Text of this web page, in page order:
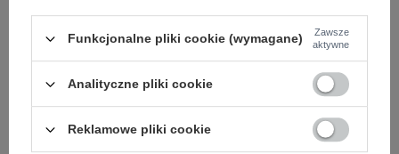
skład materiału : 90% lyocell, 10% elastan
Funkcjonalne pliki cookie (wymagane)
Zawsze
aktywne
Analityczne pliki cookie
Reklamowe pliki cookie